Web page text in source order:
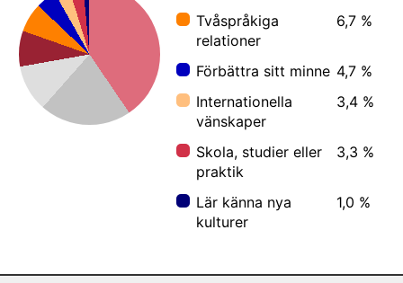
Tvåspråkiga
relationer
6,7 %
Förbättra sitt minne 4,7 %
Internationella
vänskaper
3,4 %
Skola, studier eller
praktik
3,3 %
Lär känna nya
kulturer
1,0 %